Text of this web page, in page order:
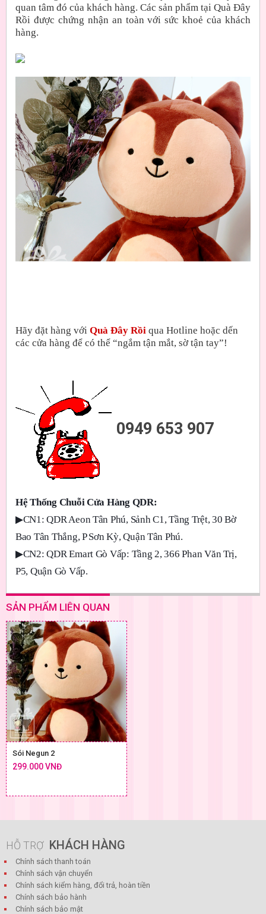
quan tâm đó của khách hàng. Các sản phẩm tại Quà Đây
Rồi được chứng nhận an toàn với sức khoẻ của khách
hàng.
Hãy đặt hàng với Quà Đây Rồi qua Hotline hoặc dến
các cửa hàng để có thể “ngắm tận mắt, sờ tận tay”!
0949 653 907
Hệ Thống Chuỗi Cửa Hàng QDR:
▶CN1: QDR Aeon Tân Phú, Sảnh C1, Tầng Trệt, 30 Bờ
Bao Tân Thắng, P Sơn Kỳ, Quận Tân Phú.
▶CN2: QDR Emart Gò Vấp: Tầng 2, 366 Phan Văn Trị,
P5, Quận Gò Vấp.
SẢN PHẨM LIÊN QUAN
Sói Negun 2
299.000 VNĐ
HỖ TRỢ KHÁCH HÀNG
Chính sách thanh toán
Chính sách vận chuyển
Chính sách kiểm hàng, đổi trả, hoàn tiền
Chính sách bảo hành
Chính sách bảo mật